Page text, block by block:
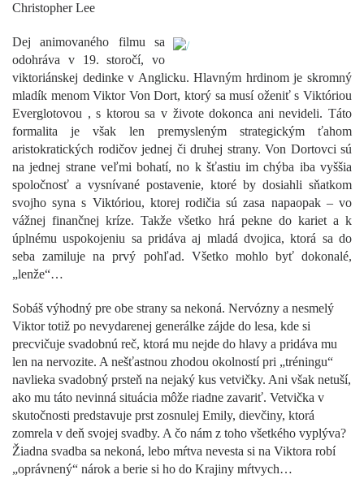
Christopher Lee
Dej animovaného filmu sa
odohráva v 19. storočí, vo
viktoriánskej dedinke v Anglicku. Hlavným hrdinom je skromný
mladík menom Viktor Von Dort, ktorý sa musí oženiť s Viktóriou
Everglotovou , s ktorou sa v živote dokonca ani nevideli. Táto
formalita je však len premysleným strategickým ťahom
aristokratických rodičov jednej či druhej strany. Von Dortovci sú
na jednej strane veľmi bohatí, no k šťastiu im chýba iba vyššia
spoločnosť a vysnívané postavenie, ktoré by dosiahli sňatkom
svojho syna s Viktóriou, ktorej rodičia sú zasa napaopak – vo
vážnej finančnej kríze. Takže všetko hrá pekne do kariet a k
úplnému uspokojeniu sa pridáva aj mladá dvojica, ktorá sa do
seba zamiluje na prvý pohľad. Všetko mohlo byť dokonalé,
„lenže“…
Sobáš výhodný pre obe strany sa nekoná. Nervózny a nesmelý
Viktor totiž po nevydarenej generálke zájde do lesa, kde si
precvičuje svadobnú reč, ktorá mu nejde do hlavy a pridáva mu
len na nervozite. A nešťastnou zhodou okolností pri „tréningu“
navlieka svadobný prsteň na nejaký kus vetvičky. Ani však netuší,
ako mu táto nevinná situácia môže riadne zavariť. Vetvička v
skutočnosti predstavuje prst zosnulej Emily, dievčiny, ktorá
zomrela v deň svojej svadby. A čo nám z toho všetkého vyplýva?
Žiadna svadba sa nekoná, lebo mŕtva nevesta si na Viktora robí
„oprávnený“ nárok a berie si ho do Krajiny mŕtvych…